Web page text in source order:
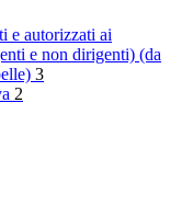
e autorizzati ai
e non dirigenti) (da
3
2